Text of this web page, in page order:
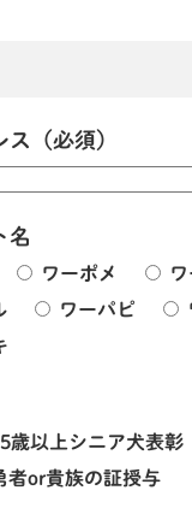
（必須）
名
ワーポメ
ワーパピ
歳以上シニア犬表彰
者or貴族の証授与